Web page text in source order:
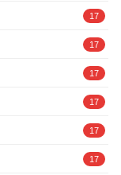
17
17
17
17
17
17